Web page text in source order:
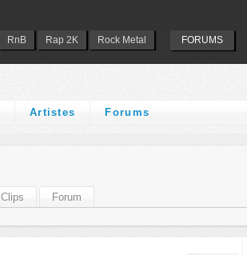
RnB Rap 2K Rock Metal FORUMS
Artistes Forums
Clips Forum